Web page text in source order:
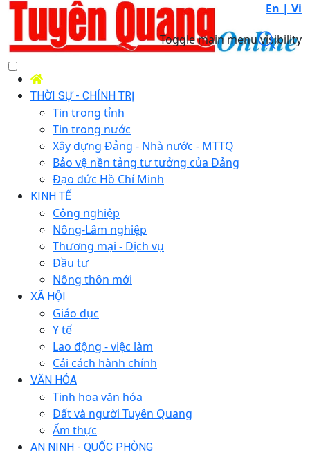
En | Vi
Toggle main menu visibility
THỜI SỰ - CHÍNH TRỊ
Tin trong tỉnh
Tin trong nước
Xây dựng Đảng - Nhà nước - MTTQ
Bảo vệ nền tảng tư tưởng của Đảng
Đạo đức Hồ Chí Minh
KINH TẾ
Công nghiệp
Nông-Lâm nghiệp
Thương mại - Dịch vụ
Đầu tư
Nông thôn mới
XÃ HỘI
Giáo dục
Y tế
Lao động - việc làm
Cải cách hành chính
VĂN HÓA
Tinh hoa văn hóa
Đất và người Tuyên Quang
Ẩm thực
AN NINH - QUỐC PHÒNG